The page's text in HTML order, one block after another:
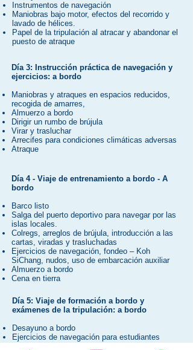
Instrumentos de navegación
Maniobras bajo motor, efectos del recorrido y
lavado de hélices.
Papel de la tripulación al atracar y abandonar el
puesto de atraque
Día 3: Instrucción práctica de navegación y
ejercicios: a bordo
Maniobras y atraques en espacios reducidos,
recogida de amarres,
Almuerzo a bordo
Dirigir un rumbo de brújula
Virar y trasluchar
Arrecifes para condiciones climáticas adversas
Atraque
Día 4 - Viaje de entrenamiento a bordo - A
bordo
Barco listo
Salga del puerto deportivo para navegar por las
islas locales.
Colregs, arreglos de brújula, introducción a las
cartas, viradas y trasluchadas
Ejercicios de navegación, fondeo – Koh
SiChang, nudos, uso de embarcación auxiliar
Almuerzo a bordo
Cena en tierra
Día 5: Viaje de formación a bordo y
exámenes de la tripulación: a bordo
Desayuno a bordo
Ejercicios de navegación para estudiantes